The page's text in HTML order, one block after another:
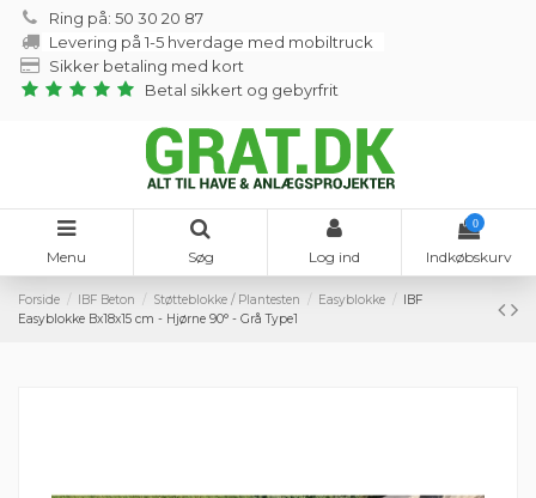
Ring på: 50 30 20 87
Levering på 1-5 hverdage med mobiltruck
Sikker betaling med kort
Betal sikkert og gebyrfrit
Menu Søg Log ind
0
Indkøbskurv
Forside IBF Beton Støtteblokke / Plantesten Easyblokke
IBF
Easyblokke Bx18x15 cm - Hjørne 90° - Grå Type1